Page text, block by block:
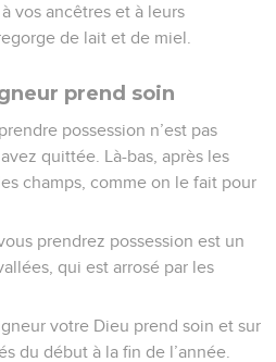
vos ancêtres et à leurs
de lait et de miel.
prend soin
possession n’est pas
quittée. Là-bas, après les
champs, comme on le fait pour
prendrez possession est un
qui est arrosé par les
votre Dieu prend soin et sur
du début à la fin de l’année.